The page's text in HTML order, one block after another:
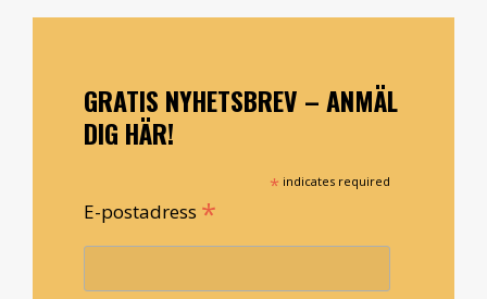
GRATIS NYHETSBREV – ANMÄL
DIG HÄR!
* indicates required
E-postadress *